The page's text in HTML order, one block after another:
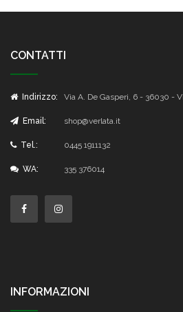
CONTATTI
Indirizzo: Via A. De Gasperi, 6 - 36030 -
Email: shop@verlata.it
Tel.: 0445 1911132
WA: 335 376014
INFORMAZIONI